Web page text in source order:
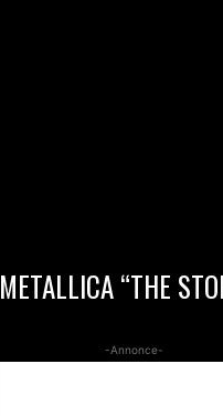
METALLICA “THE
-Annonce-